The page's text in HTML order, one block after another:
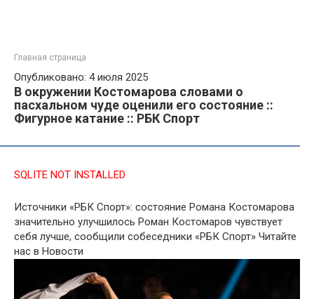
Главная страница
Опубликовано: 4 июля 2025
В окружении Костомарова словами о
пасхальном чуде оценили его состояние ::
Фигурное катание :: РБК Спорт
SQLITE NOT INSTALLED
Источники «РБК Спорт»: состояние Романа Костомарова
значительно улучшилось Роман Костомаров чувствует
себя лучше, сообщили собеседники «РБК Спорт» Читайте
нас в Новости